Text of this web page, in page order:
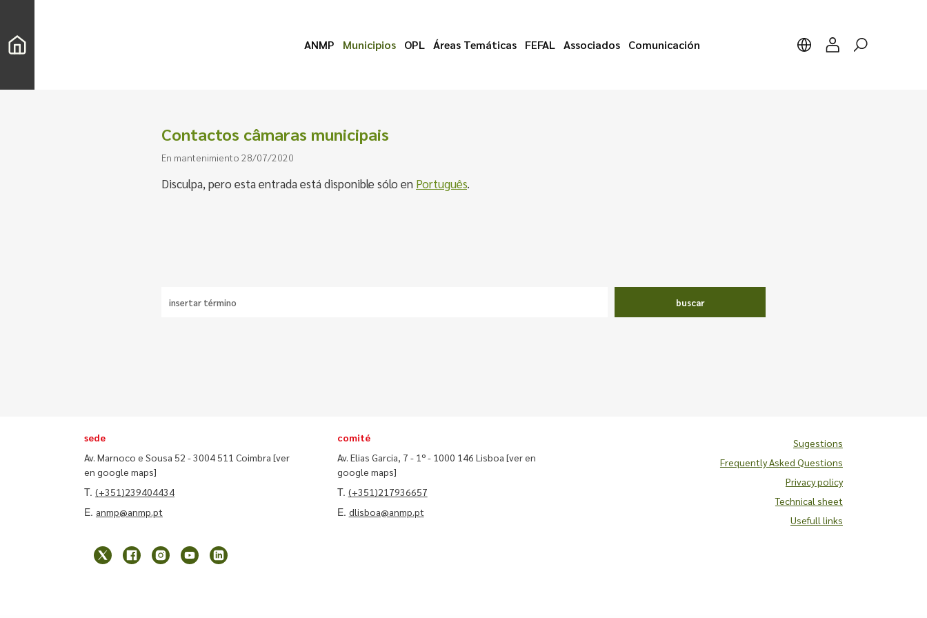
ANMP Municipios OPL Áreas Temáticas FEFAL Associados Comunicación
Contactos câmaras municipais
En mantenimiento 28/07/2020
Disculpa, pero esta entrada está disponible sólo en Português.
buscar
sede
Av. Marnoco e Sousa 52 - 3004 511 Coimbra [ver
en google maps]
T. (+351)239404434
E. anmp@anmp.pt
comité
Av. Elias Garcia, 7 - 1º - 1000 146 Lisboa [ver en
google maps]
T. (+351)217936657
E. dlisboa@anmp.pt
Sugestions
Frequently Asked Questions
Privacy policy
Technical sheet
Usefull links